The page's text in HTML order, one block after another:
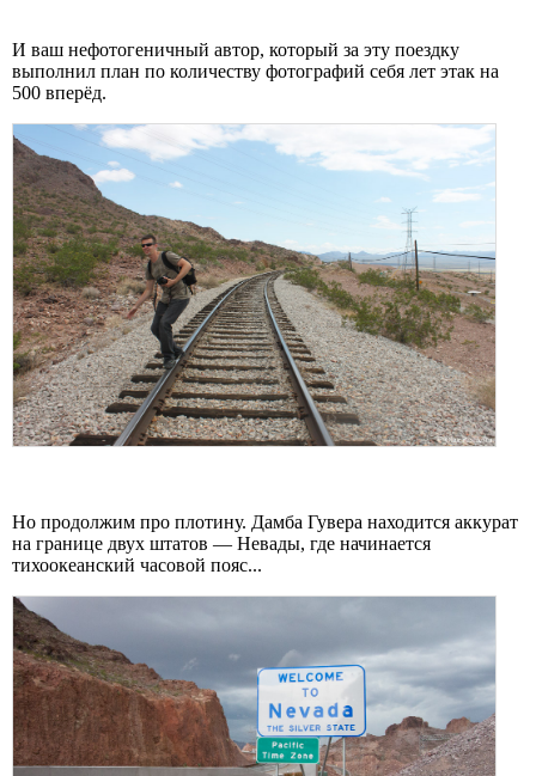
И ваш нефотогеничный автор, который за эту поездку
выполнил план по количеству фотографий себя лет этак на
500 вперёд.
Но продолжим про плотину. Дамба Гувера находится аккурат
на границе двух штатов — Невады, где начинается
тихоокеанский часовой пояс...